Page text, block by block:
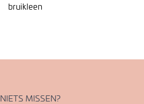
bruikleen
NIETS MISSEN?